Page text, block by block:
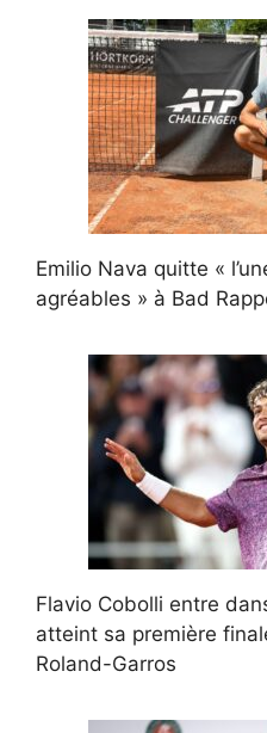
Emilio Nava quitte «
agréables » à Bad
Flavio Cobolli entre
atteint sa première
Roland-Garros